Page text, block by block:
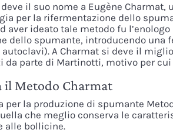
il suo nome a Eugène
per la rifermentazione dello
aver ideato tale metodo fu
dello spumante, introducendo una
A Charmat si deve il
parte di Martinotti, motivo per
il Metodo Charmat
per la produzione di spumante
che meglio conserva le
alle bollicine.